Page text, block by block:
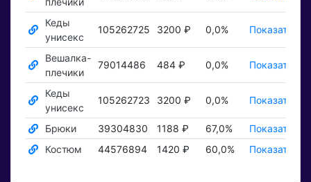
Кеды
унисекс
105262725 3200 ₽ 0,0% Показать ₽
Вешалка-
плечики
79014486 484 ₽ 0,0% Показать ₽
Кеды
унисекс
105262723 3200 ₽ 0,0% Показать ₽
Брюки 39304830 1188 ₽ 67,0% Показать ₽
Костюм
44576894 1420 ₽ 60,0% Показать ₽